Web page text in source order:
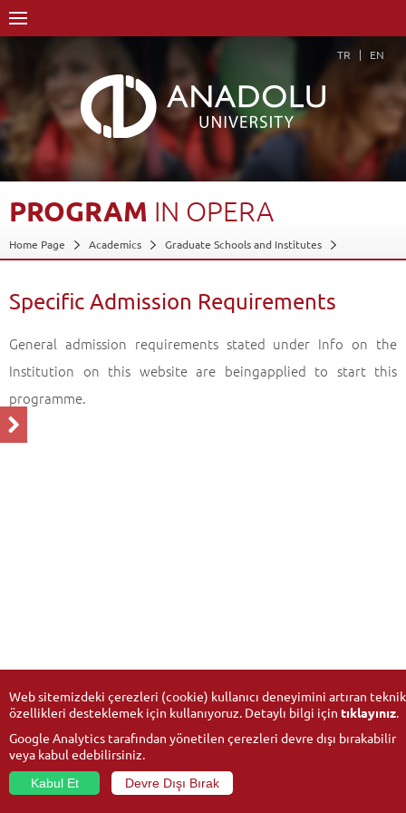
TR EN
PROGRAM IN OPERA
Home Page Academics
Graduate Schools and Institutes
Master of Arts (MA) Degree
Program in Opera
Specific Admission Requirements
Specific Admission Requirements
General admission requirements stated under Info on the
Institution on this website are beingapplied to start this
programme.
Web sitemizdeki çerezleri (cookie) kullanıcı deneyimini artıran teknik
özellikleri desteklemek için kullanıyoruz. Detaylı bilgi için tıklayınız.
Google Analytics tarafından yönetilen çerezleri devre dışı bırakabilir
veya kabul edebilirsiniz.
Kabul Et
Devre Dışı Bırak
© 2026Anadolu University- All rights reserved.